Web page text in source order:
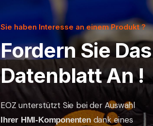
Sie haben Interesse an einem Produkt ?
Fordern Sie Das
Datenblatt An !
EOZ unterstützt Sie bei der Auswahl
Ihrer HMI-Komponentendank eines